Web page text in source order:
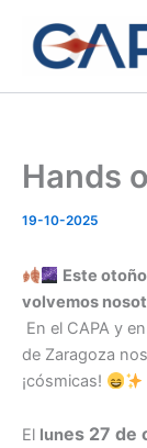
contenido
Hands
19-10-2025
Este
volvemos
En el CAPA y
de Zaragoza
¡cósmicas!
El lunes 27 de